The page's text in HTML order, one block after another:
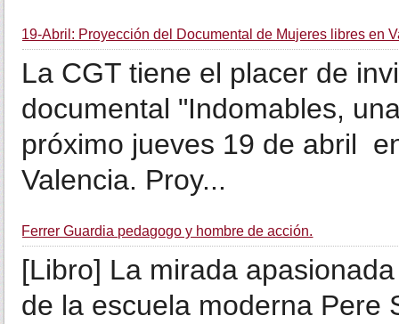
19-Abril: Proyección del Documental de Mujeres libres en
La CGT tiene el placer de
documental "Indomables,
próximo jueves 19 de abril
Valencia. Proy...
Ferrer Guardia pedagogo y hombre de acción.
[Libro] La mirada
de la escuela moderna Pere